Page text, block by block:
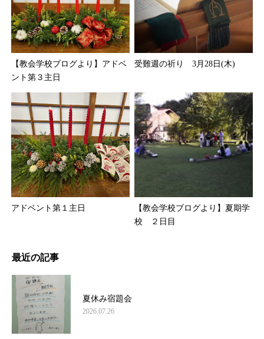
【教会学校ブログより】アドベ
ント第３主日
受難週の祈り 3月28日(木)
アドベント第１主日
【教会学校ブログより】夏期学
校 ２日目
最近の記事
夏休み宿題会
2026.07.26